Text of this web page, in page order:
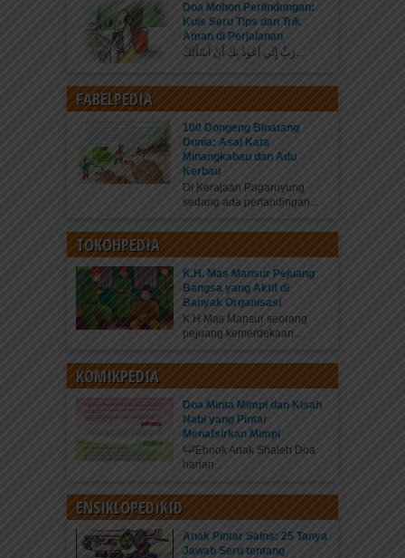
Doa Mohon Perlindungan:
Kuis Seru Tips dan Trik
Aman di Perjalanan
رَبِّ إِنِّي أَعُوذُ بِكَ أَنْ أَسْأَلَكَ...
FABELPEDIA
100 Dongeng Binatang
Dunia: Asal Kata
Minangkabau dan Adu
Kerbau
Di Kerajaan Pagaruyung
sedang ada pertandingan...
TOKOHPEDIA
K.H. Mas Mansur Pejuang
Bangsa yang Aktif di
Banyak Organisasi
K.H Mas Mansur seorang
pejuang kemerdekaan...
KOMIKPEDIA
Doa Minta Mimpi dan Kisah
Nabi yang Pintar
Menafsirkan Mimpi
Ebook Anak Shaleh Doa
harian...
ENSIKLOPEDIKID
Anak Pintar Sains: 25 Tanya
Jawab Seru tentang